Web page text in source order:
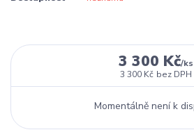
3 300 Kč/ks
3 300 Kč bez DPH
Momentálně není k